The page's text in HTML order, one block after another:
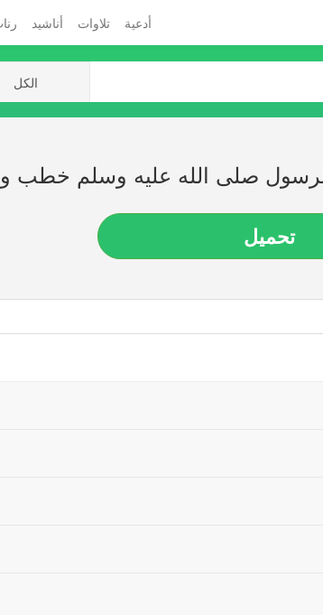
أدعية تلاوات أناشيد
صلى الله عليه وسلم خطب
تحميل